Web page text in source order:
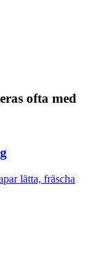
ofta med
lätta, fräscha